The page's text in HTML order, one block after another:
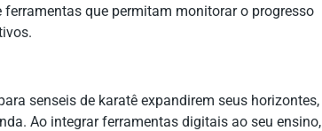
ferramentas que permitam monitorar o progresso
senseis de karatê expandirem seus horizontes,
Ao integrar ferramentas digitais ao seu ensino,